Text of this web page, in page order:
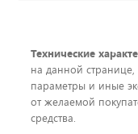
Технические
на данной странице,
параметры и иные
от желаемой
средства.